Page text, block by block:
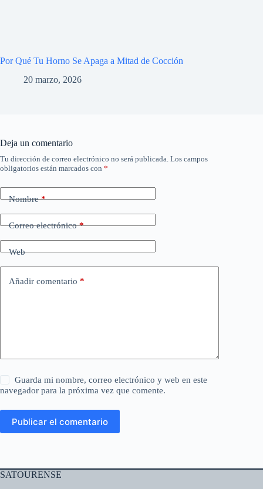
Por Qué Tu Horno Se Apaga a Mitad de Cocción
20 marzo, 2026
Deja un comentario
Tu dirección de correo electrónico no será publicada. Los campos
obligatorios están marcados con *
Nombre*
Correo electrónico*
Web
Añadir comentario *
Guarda mi nombre, correo electrónico y web en este
navegador para la próxima vez que comente.
Publicar el comentario
SATOURENSE